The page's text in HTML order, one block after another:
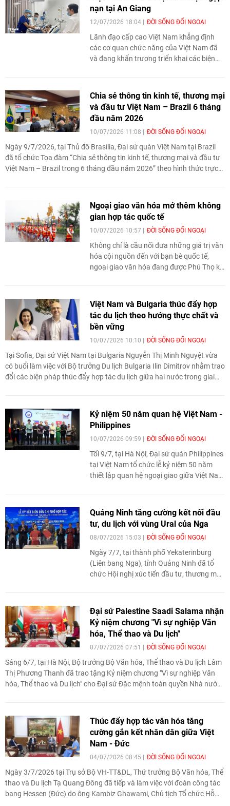
đổi các biện pháp tăng cường hợp tác
song phương trên nhiều lĩnh vực, đồng
thời thúc đẩy triển khai các chương trình
hợp tác thiết thực trong thời gian tới.
nạn tại An Giang
12/07/2026 18:04 ĐỜI SỐNG ĐỐI NGOẠI
Lãnh đạo cấp cao Việt Nam khẳng định
các cơ quan chức năng của Việt Nam đã
và đang khẩn trương triển khai các biện
Chia sẻ thông tin kinh tế, thương mại
và đầu tư Việt Nam – Brazil 6 tháng
đầu năm 2026
10/07/2026 11:08 ĐỜI SỐNG ĐỐI NGOẠI
Ngày 9/7/2026, tại Thủ đô Brasília, Đại sứ quán Việt Nam tại Brazil
đã tổ chức Tọa đàm “Chia sẻ thông tin kinh tế, thương mại và đầu tư
Việt Nam – Brazil trong 6 tháng đầu năm 2026” theo hình thức trực
khăn, thách thức và định hướng thúc đẩy hợp tác trong thời gian tới.
Ngoại giao văn hóa mở thêm không
gian hợp tác quốc tế
10/07/2026 10:57 ĐỜI SỐNG ĐỐI NGOẠI
Không chỉ là cầu nối đưa những giá trị văn
hóa cội nguồn đến với bạn bè quốc tế,
ngoại giao văn hóa đang được Phú Thọ kỳ
định hướng xây dựng chuỗi hoạt động
mang dấu ấn riêng, địa phương đang từng
bước biến bản sắc văn hóa thành lợi thế
trong quá trình hội nhập.
Việt Nam và Bulgaria thúc đẩy hợp
tác du lịch theo hướng thực chất và
bền vững
10/07/2026 10:10 ĐỜI SỐNG ĐỐI NGOẠI
Tại Sofia, Đại sứ Việt Nam tại Bulgaria Nguyễn Thị Minh Nguyệt vừa
có buổi làm việc với Bộ trưởng Du lịch Bulgaria Ilin Dimitrov nhằm trao
đổi các biện pháp thúc đẩy hợp tác du lịch giữa hai nước trong giai
Kỷ niệm 50 năm quan hệ Việt Nam -
Philippines
10/07/2026 09:59 ĐỜI SỐNG ĐỐI NGOẠI
Tối 9/7, tại Hà Nội, Đại sứ quán Philippines
tại Việt Nam tổ chức lễ kỷ niệm 50 năm
thiết lập quan hệ ngoại giao giữa Việt Nam
Ngoại giao Việt Nam, đại diện các cơ quan,
tổ chức, doanh nghiệp cùng đông đảo bạn
bè hai nước.
Quảng Ninh tăng cường kết nối đầu
tư, du lịch với vùng Ural của Nga
08/07/2026 15:03 ĐỜI SỐNG ĐỐI NGOẠI
Ngày 7/7, tại thành phố Yekaterinburg
(Liên bang Nga), tỉnh Quảng Ninh đã tổ
chức Hội nghị xúc tiến đầu tư, thương mại
vùng Ural tham dự. Sự kiện mở ra nhiều cơ
hội hợp tác thực chất, đặc biệt trong các
lĩnh vực đầu tư, thương mại và du lịch giữa
hai địa phương.
Đại sứ Palestine Saadi Salama nhận
Kỷ niệm chương "Vì sự nghiệp Văn
hóa, Thể thao và Du lịch"
07/07/2026 07:51 ĐỜI SỐNG ĐỐI NGOẠI
Sáng 6/7, tại Hà Nội, Bộ trưởng Bộ Văn hóa, Thể thao và Du lịch Lâm
Thị Phương Thanh đã trao tặng Kỷ niệm chương "Vì sự nghiệp Văn
hóa, Thể thao và Du lịch" cho Đại sứ Đặc mệnh toàn quyền Nhà nước
Thúc đẩy hợp tác văn hóa tăng
cường gắn kết nhân dân giữa Việt
Nam - Đức
04/07/2026 08:45 ĐỜI SỐNG ĐỐI NGOẠI
Ngày 3/7/2026 tại Trụ sở Bộ VH-TT&DL, Thứ trưởng Bộ Văn hóa, Thể
thao và Du lịch Tạ Quang Đông đã tiếp và làm việc với đoàn công tác
bang Hessen (Đức) do ông Kambiz Ghawami, Chủ tịch Tổ chức Hỗ